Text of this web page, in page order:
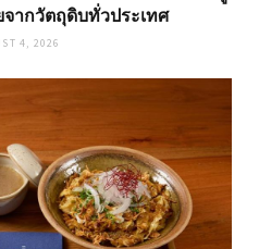
ากวัตถุดิบทั่วประเทศ
4, 2026